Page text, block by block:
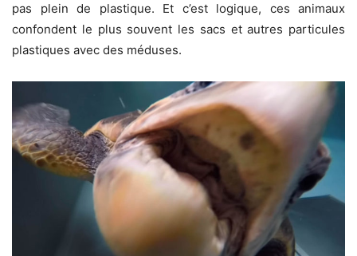
pas plein de plastique. Et c’est logique, ces animaux
confondent le plus souvent les sacs et autres particules
plastiques avec des méduses.